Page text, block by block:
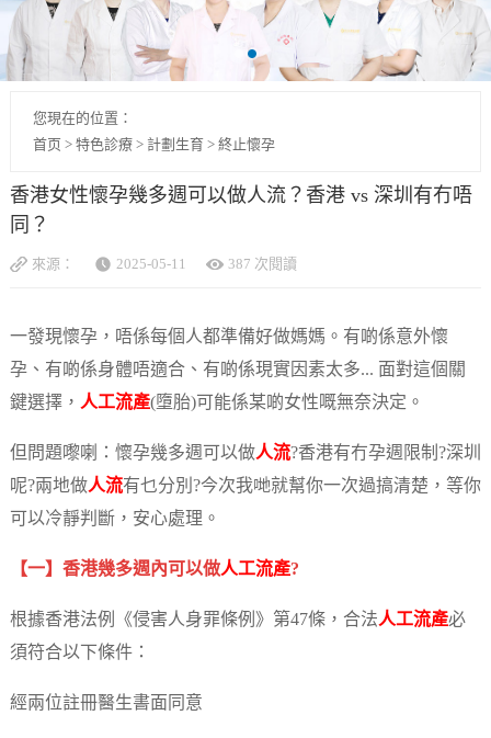
您現在的位置：
首页 > 特色診療> 計劃生育> 終止懷孕
香港女性懷孕幾多週可以做人流？香港 vs 深圳有冇唔
同？
來源： 2025-05-11 387 次閱讀
一發現懷孕，唔係每個人都準備好做媽媽。有啲係意外懷
孕、有啲係身體唔適合、有啲係現實因素太多... 面對這個關
鍵選擇， 人工流產(墮胎)可能係某啲女性嘅無奈決定。
但問題嚟喇：懷孕幾多週可以做人流?香港有冇孕週限制?深圳
呢?兩地做人流有乜分別?今次我哋就幫你一次過搞清楚，等你
可以冷靜判斷，安心處理。
【一】香港幾多週內可以做人工流產?
根據香港法例《侵害人身罪條例》第47條，合法人工流產必
須符合以下條件：
經兩位註冊醫生書面同意